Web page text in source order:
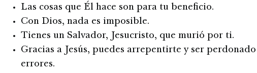
Las cosas que Él hace son para tu beneficio.
Con Dios, nada es imposible.
Tienes un Salvador, Jesucristo, que murió por ti.
Gracias a Jesús, puedes arrepentirte y ser
errores.